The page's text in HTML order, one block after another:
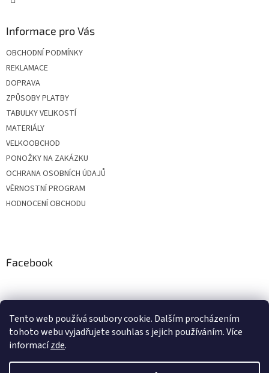
Tento web používá soubory cookie. Dalším procházením
tohoto webu vyjadřujete souhlas s jejich používáním. Více
informacízde.
Informace pro Vás
OBCHODNÍ PODMÍNKY
REKLAMACE
DOPRAVA
ZPŮSOBY PLATBY
TABULKY VELIKOSTÍ
MATERIÁLY
VELKOOBCHOD
PONOŽKY NA ZAKÁZKU
OCHRANA OSOBNÍCH ÚDAJŮ
VĚRNOSTNÍ PROGRAM
HODNOCENÍ OBCHODU
Facebook